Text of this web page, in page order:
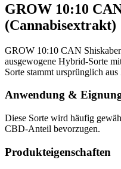
GROW 10:10
(Cannabisextrakt)
GROW 10:10 CAN
ausgewogene Hybrid-Sorte
Sorte stammt ursprünglich
Anwendung &
Diese Sorte wird häufig
CBD-Anteil bevorzugen.
Produkteigenschaften